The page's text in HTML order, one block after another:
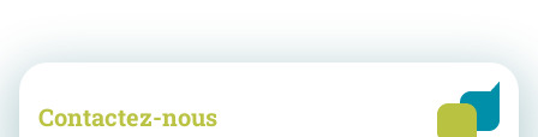
Contactez-nous